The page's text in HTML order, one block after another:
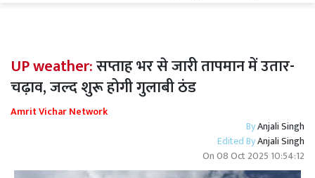
UP weather:सप्ताह भर से जारी तापमान में उतार-
चढ़ाव, जल्द शुरू होगी गुलाबी ठंड
Amrit Vichar Network
ByAnjali Singh
Edited ByAnjali Singh
On08 Oct 2025 10:54:12